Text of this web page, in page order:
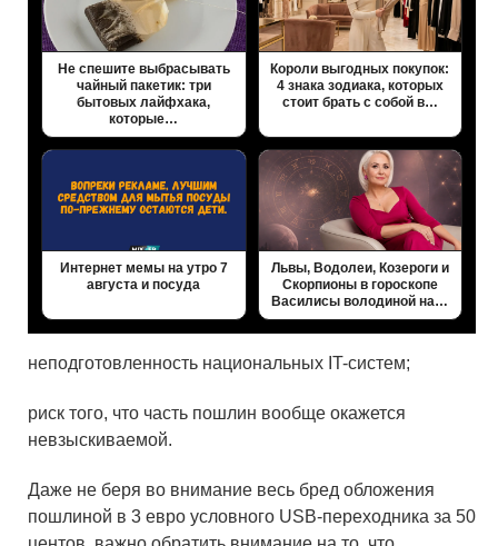
Не спешите выбрасывать
чайный пакетик: три
бытовых лайфхака,
которые…
Короли выгодных покупок:
4 знака зодиака, которых
стоит брать с собой в…
Интернет мемы на утро 7
августа и посуда
Львы, Водолеи, Козероги и
Скорпионы в гороскопе
Василисы володиной на…
неподготовленность национальных IT-систем;
риск того, что часть пошлин вообще окажется
невзыскиваемой.
Даже не беря во внимание весь бред обложения
пошлиной в 3 евро условного USB-переходника за 50